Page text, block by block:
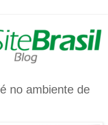
no ambiente de